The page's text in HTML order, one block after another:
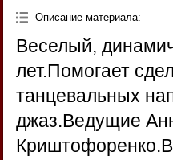
Описание материала:
Веселый,
лет.Помогает
танцевальных
джаз.Ведущие